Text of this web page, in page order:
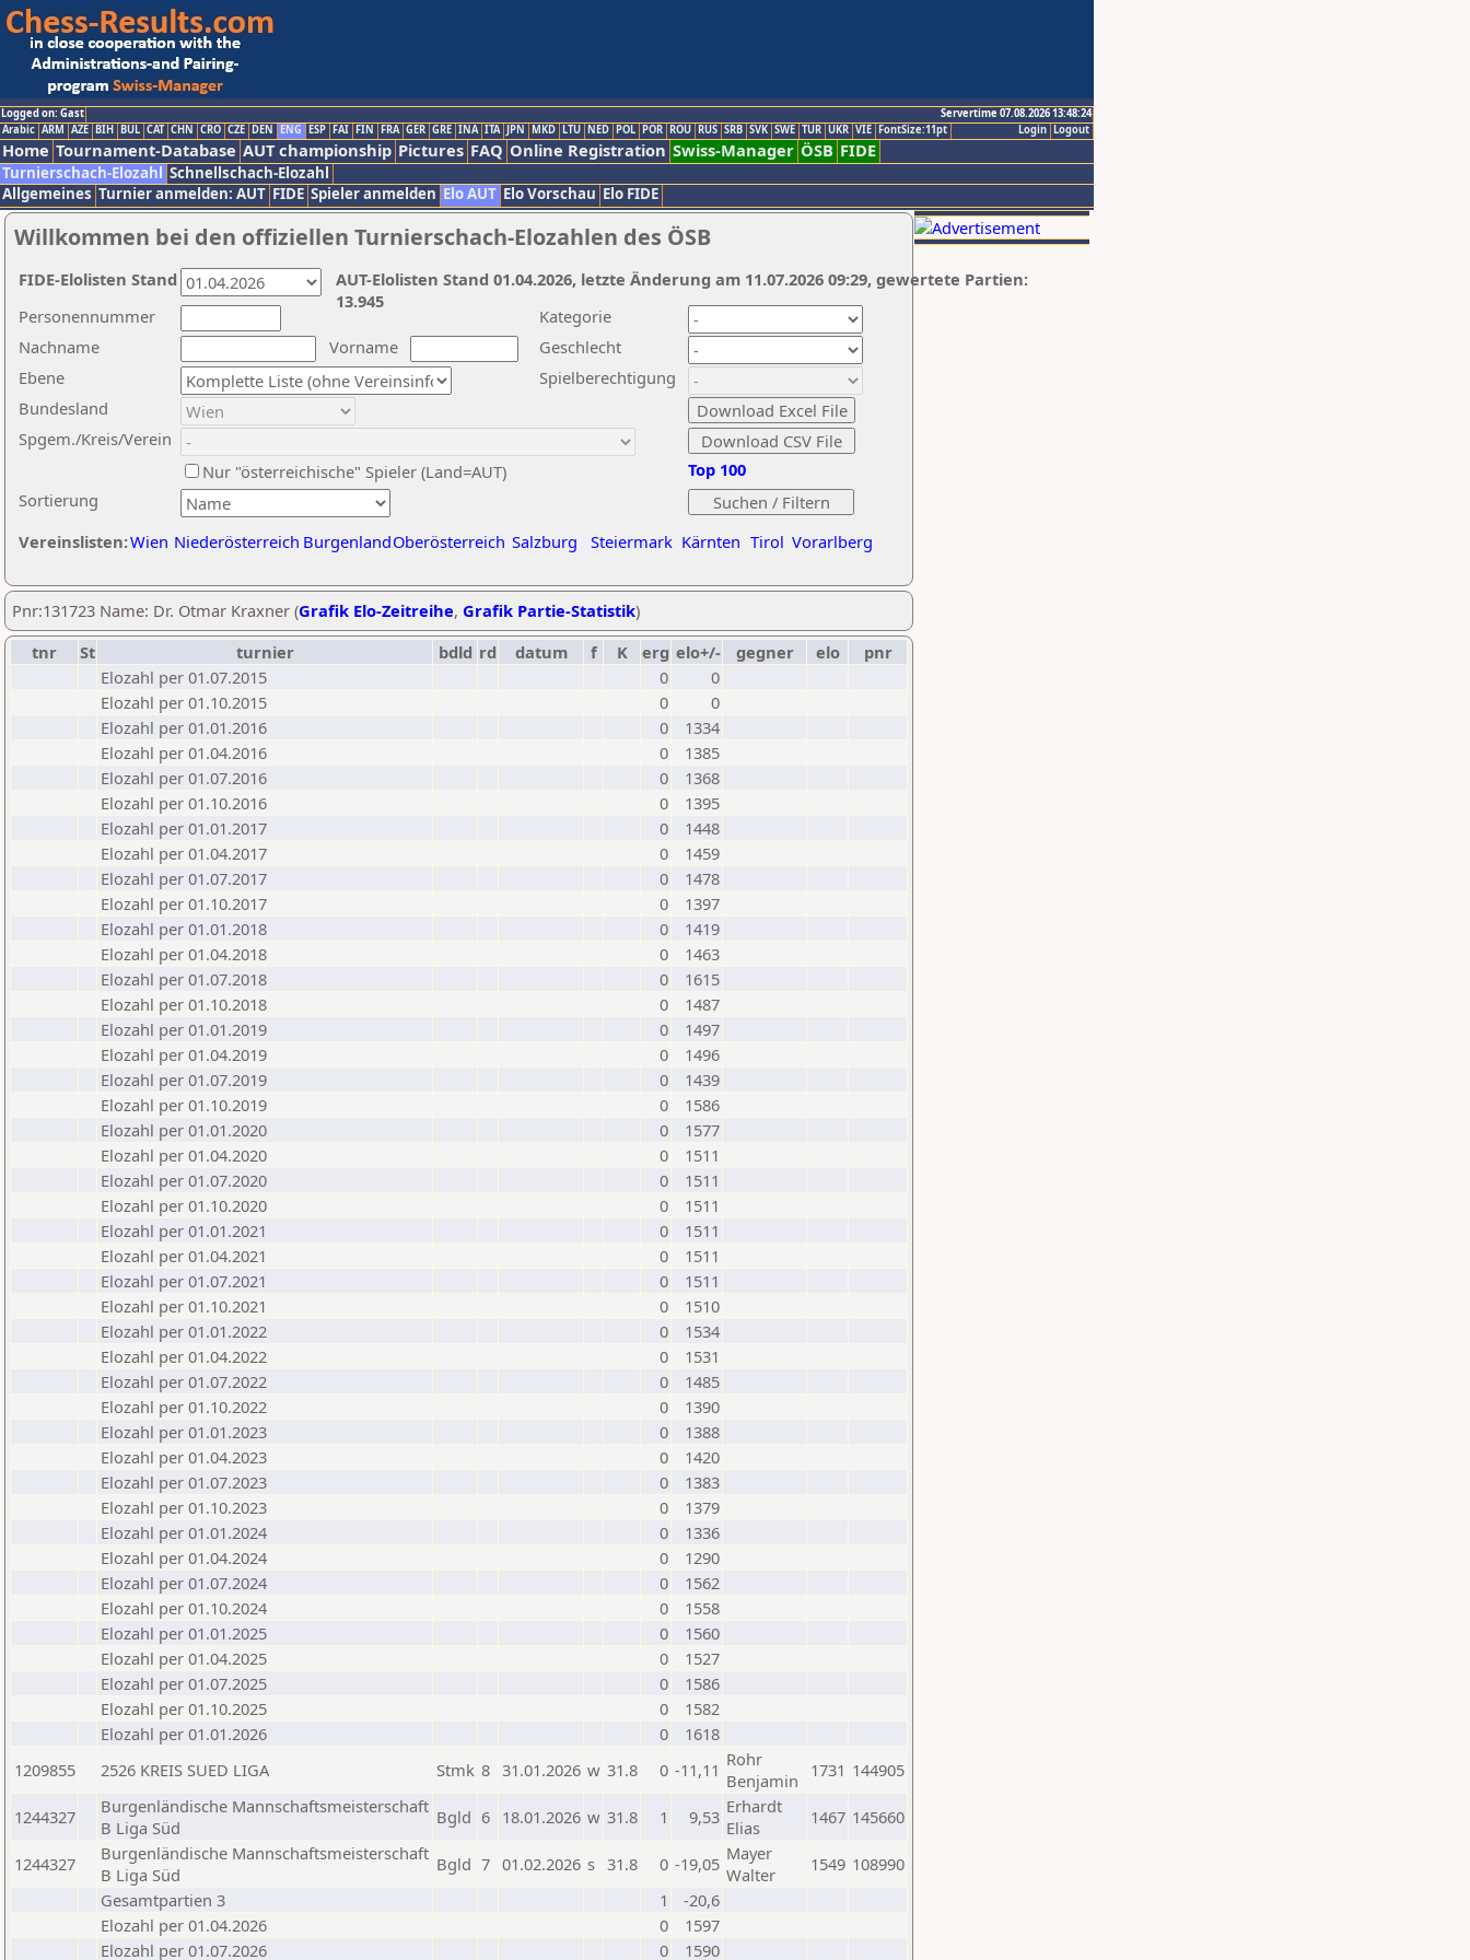
Logged on: Gast
Servertime 07.08.2026 13:48:24
Logout
Login
Arabic ARM AZE BIH BUL CAT CHN CRO CZE DEN ENG ESP FAI FIN FRA GER GRE INA ITA JPN MKD LTU NED POL POR ROU RUS SRB SVK SWE TUR UKR VIE FontSize:11pt
Home Tournament-Database AUT championship Pictures FAQ Online Registration Swiss-Manager ÖSB FIDE
Turnierschach-Elozahl Schnellschach-Elozahl
Allgemeines Turnier anmelden: AUT FIDE Spieler anmelden Elo AUT Elo Vorschau Elo FIDE
Willkommen bei den offiziellen Turnierschach-Elozahlen des ÖSB
Nachname
Vorname
Ebene
Kategorie
Sortierung
Personennummer
Bundesland
Spgem./Kreis/Verein
Geschlecht
Nur "österreichische" Spieler (Land=AUT)
Spielberechtigung
Vereinslisten:Wien Niederösterreich BurgenlandOberösterreich Salzburg Steiermark Kärnten Tirol Vorarlberg
Top 100
AUT-Elolisten Stand 01.04.2026, letzte Änderung am 11.07.2026 09:29, gewertete Partien:
13.945
FIDE-Elolisten Stand
Pnr:131723 Name: Dr. Otmar Kraxner (Grafik Elo-Zeitreihe, Grafik Partie-Statistik)
tnr
St turnier bdld rd datum f K erg elo+/- gegner elo
pnr
Elozahl per 01.07.2015
0
0
Elozahl per 01.10.2015
0
0
Elozahl per 01.01.2016
0
1334
Elozahl per 01.04.2016
0
1385
Elozahl per 01.07.2016
0
1368
Elozahl per 01.10.2016
0
1395
Elozahl per 01.01.2017
0
1448
Elozahl per 01.04.2017
0
1459
Elozahl per 01.07.2017
0
1478
Elozahl per 01.10.2017
0
1397
Elozahl per 01.01.2018
0
1419
Elozahl per 01.04.2018
0
1463
Elozahl per 01.07.2018
0
1615
Elozahl per 01.10.2018
0
1487
Elozahl per 01.01.2019
0
1497
Elozahl per 01.04.2019
0
1496
Elozahl per 01.07.2019
0
1439
Elozahl per 01.10.2019
0
1586
Elozahl per 01.01.2020
0
1577
Elozahl per 01.04.2020
0
1511
Elozahl per 01.07.2020
0
1511
Elozahl per 01.10.2020
0
1511
Elozahl per 01.01.2021
0
1511
Elozahl per 01.04.2021
0
1511
Elozahl per 01.07.2021
0
1511
Elozahl per 01.10.2021
0
1510
Elozahl per 01.01.2022
0
1534
Elozahl per 01.04.2022
0
1531
Elozahl per 01.07.2022
0
1485
Elozahl per 01.10.2022
0
1390
Elozahl per 01.01.2023
0
1388
Elozahl per 01.04.2023
0
1420
Elozahl per 01.07.2023
0
1383
Elozahl per 01.10.2023
0
1379
Elozahl per 01.01.2024
0
1336
Elozahl per 01.04.2024
0
1290
Elozahl per 01.07.2024
0
1562
Elozahl per 01.10.2024
0
1558
Elozahl per 01.01.2025
0
1560
Elozahl per 01.04.2025
0
1527
Elozahl per 01.07.2025
0
1586
Elozahl per 01.10.2025
0
1582
Elozahl per 01.01.2026
0
1618
1209855
2526 KREIS SUED LIGA Stmk 8 31.01.2026 w 31.8 0 -11,11 Rohr
Benjamin
1731 144905
1244327
Burgenländische Mannschaftsmeisterschaft
B Liga Süd
Bgld 6 18.01.2026 w 31.8 1 9,53 Erhardt
Elias
1467 145660
1244327
Burgenländische Mannschaftsmeisterschaft
B Liga Süd
Bgld 7 01.02.2026 s 31.8 0 -19,05 Mayer
Walter
1549 108990
Gesamtpartien 3
1
-20,6
Elozahl per 01.04.2026
0
1597
Elozahl per 01.07.2026
0 1590